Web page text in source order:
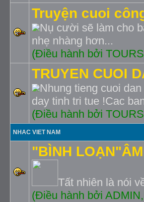
Truyện cuoi
Nụ cười sẽ làm cho
nhẹ nhàng hơn...
(Ðiều hành bởi
TRUYEN CUOI
Nhung tieng cuoi
day tinh tri tue !Cac
(Ðiều hành bởi
NHAC VIET NAM
"BÌNH
Tất nhiên là nói
(Ðiều hành bởi